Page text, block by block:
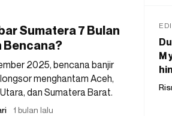
Sumatera 7 Bulan
Bencana?
2025, bencana banjir
menghantam Aceh,
dan Sumatera Barat.
1 bulan lalu
M